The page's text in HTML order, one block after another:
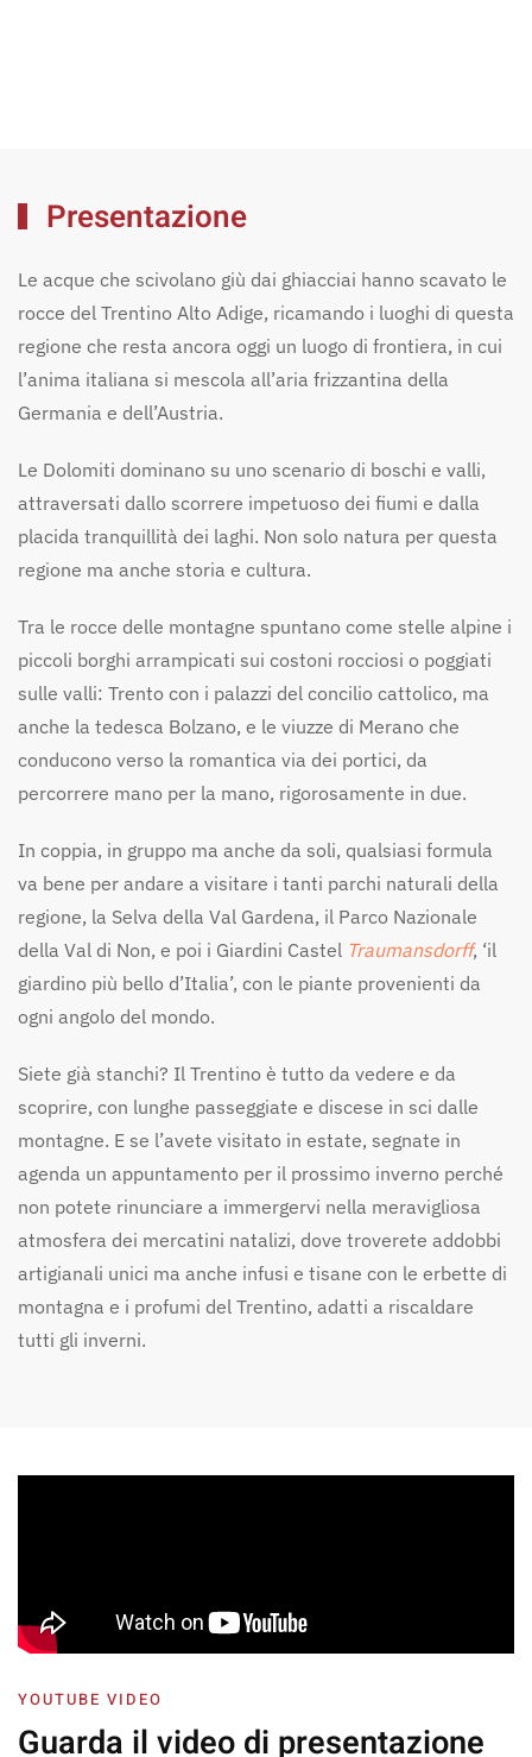
Trentino-Alto
Adige
La Regione Video
Presentazione
Le acque che scivolano giù dai ghiacciai hanno scavato le
rocce del Trentino Alto Adige, ricamando i luoghi di questa
regione che resta ancora oggi un luogo di frontiera, in cui
l’anima italiana si mescola all’aria frizzantina della
Germania e dell’Austria.
Le Dolomiti dominano su uno scenario di boschi e valli,
attraversati dallo scorrere impetuoso dei fiumi e dalla
placida tranquillità dei laghi. Non solo natura per questa
regione ma anche storia e cultura.
Tra le rocce delle montagne spuntano come stelle alpine i
piccoli borghi arrampicati sui costoni rocciosi o poggiati
sulle valli: Trento con i palazzi del concilio cattolico, ma
anche la tedesca Bolzano, e le viuzze di Merano che
conducono verso la romantica via dei portici, da
percorrere mano per la mano, rigorosamente in due.
In coppia, in gruppo ma anche da soli, qualsiasi formula
va bene per andare a visitare i tanti parchi naturali della
regione, la Selva della Val Gardena, il Parco Nazionale
della Val di Non, e poi i Giardini Castel Traumansdorff, ‘il
giardino più bello d’Italia’, con le piante provenienti da
ogni angolo del mondo.
Siete già stanchi? Il Trentino è tutto da vedere e da
scoprire, con lunghe passeggiate e discese in sci dalle
montagne. E se l’avete visitato in estate, segnate in
agenda un appuntamento per il prossimo inverno perché
non potete rinunciare a immergervi nella meravigliosa
atmosfera dei mercatini natalizi, dove troverete addobbi
artigianali unici ma anche infusi e tisane con le erbette di
montagna e i profumi del Trentino, adatti a riscaldare
tutti gli inverni.
YOUTUBE VIDEO
Guarda il video di presentazione